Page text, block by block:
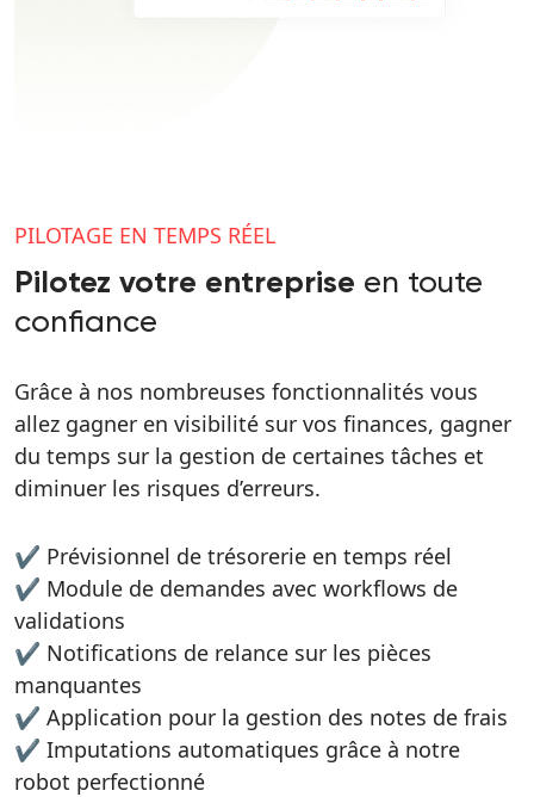
PILOTAGE EN TEMPS RÉEL
Pilotez votre entreprise en toute
confiance
Grâce à nos nombreuses fonctionnalités vous
allez gagner en visibilité sur vos finances, gagner
du temps sur la gestion de certaines tâches et
diminuer les risques d’erreurs.
✔ Prévisionnel de trésorerie en temps réel
✔ Module de demandes avec workflows de
validations
✔ Notifications de relance sur les pièces
manquantes
✔ Application pour la gestion des notes de frais
✔ Imputations automatiques grâce à notre
robot perfectionné